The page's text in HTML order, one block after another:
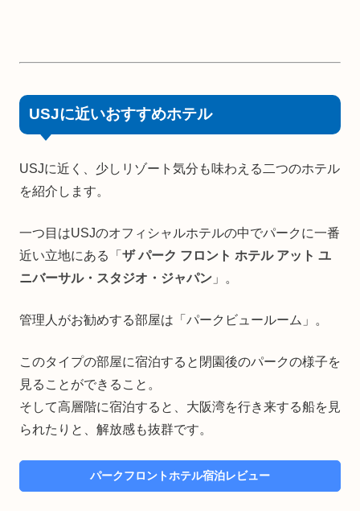
USJに近いおすすめホテル
USJに近く、少しリゾート気分も味わえる二つのホテル
を紹介します。
一つ目はUSJのオフィシャルホテルの中でパークに一番
近い立地にある「 ザ パーク フロント ホテル アット ユ
ニバーサル・スタジオ・ジャパン 」。
管理人がお勧めする部屋は「パークビュールーム」。
このタイプの部屋に宿泊すると閉園後のパークの様子を
見ることができること。
そして高層階に宿泊すると、大阪湾を行き来する船を見
られたりと、解放感も抜群です。
パークフロントホテル宿泊レビュー